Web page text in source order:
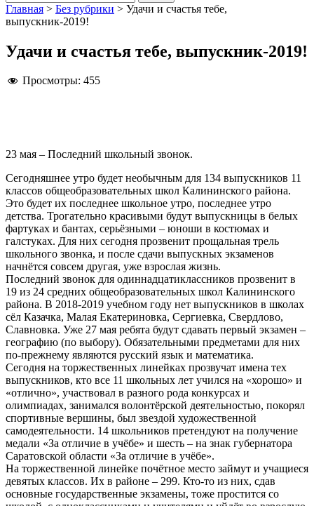
Главная > Без рубрики > Удачи и счастья тебе,
выпускник-2019!
Удачи и счастья тебе, выпускник-2019!
Просмотры: 455
23 мая – Последний школьный звонок.
Сегодняшнее утро будет необычным для 134 выпускников 11
классов общеобразовательных школ Калининского района.
Это будет их последнее школьное утро, последнее утро
детства. Трогательно красивыми будут выпускницы в белых
фартуках и бантах, серьёзными – юноши в костюмах и
галстуках. Для них сегодня прозвенит прощальная трель
школьного звонка, и после сдачи выпускных экзаменов
начнётся совсем другая, уже взрослая жизнь.
Последний звонок для одиннадцатиклассников прозвенит в
19 из 24 средних общеобразовательных школ Калининского
района. В 2018-2019 учебном году нет выпускников в школах
сёл Казачка, Малая Екатериновка, Сергиевка, Свердлово,
Славновка. Уже 27 мая ребята будут сдавать первый экзамен –
географию (по выбору). Обязательными предметами для них
по-прежнему являются русский язык и математика.
Сегодня на торжественных линейках прозвучат имена тех
выпускников, кто все 11 школьных лет учился на «хорошо» и
«отлично», участвовал в разного рода конкурсах и
олимпиадах, занимался волонтёрской деятельностью, покорял
спортивные вершины, был звездой художественной
самодеятельности. 14 школьников претендуют на получение
медали «За отличие в учёбе» и шесть – на знак губернатора
Саратовской области «За отличие в учёбе».
На торжественной линейке почётное место займут и учащиеся
девятых классов. Их в районе – 299. Кто-то из них, сдав
основные государственные экзамены, тоже простится со